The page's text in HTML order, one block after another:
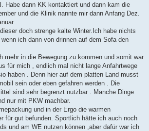
Habe dann KK kontaktiert und dann kam die
und die Klinik nannte mir dann Anfang Dez.
.
doch strenge kalte Winter.Ich habe nichts
ich dann von drinnen auf dem Sofa den
mehr in die Bewegung zu kommen und somit war
für mich , endlich mal nicht lange Anfahrtwege
haben . Denn hier auf dem platten Land musst
sein oder eben gefahren werden . Die
sind sehr begrenzt nutzbar . Manche Dinge
nur mit PKW machbar.
und in der Ergo die warmen
für gut befunden. Sportlich hätte ich auch noch
und am WE nutzen können ,aber dafür war ich